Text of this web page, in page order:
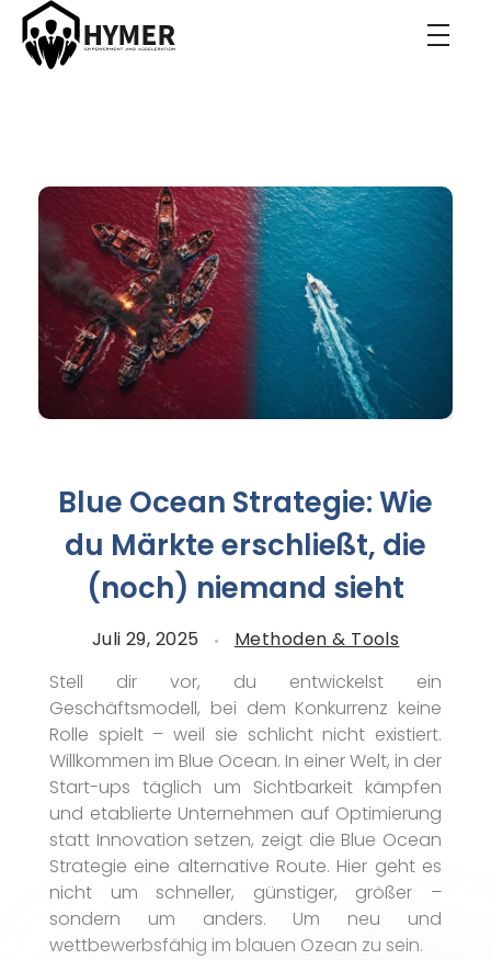
Blue Ocean Strategie: Wie
du Märkte erschließt, die
(noch) niemand sieht
Juli 29, 2025
Methoden & Tools
Stell dir vor, du entwickelst ein
Geschäftsmodell, bei dem Konkurrenz keine
Rolle spielt – weil sie schlicht nicht existiert.
Willkommen im Blue Ocean. In einer Welt, in der
Start-ups täglich um Sichtbarkeit kämpfen
und etablierte Unternehmen auf Optimierung
statt Innovation setzen, zeigt die Blue Ocean
Strategie eine alternative Route. Hier geht es
nicht um schneller, günstiger, größer –
sondern um anders. Um neu und
wettbewerbsfähig im blauen Ozean zu sein.